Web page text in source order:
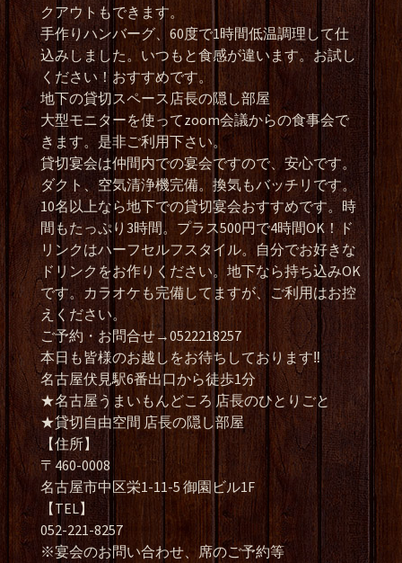
クアウトもできます。
手作りハンバーグ、60度で1時間低温調理して仕
込みしました。いつもと食感が違います。お試し
ください！おすすめです。
地下の貸切スペース店長の隠し部屋
大型モニターを使ってzoom会議からの食事会で
きます。是非ご利用下さい。
貸切宴会は仲間内での宴会ですので、安心です。
ダクト、空気清浄機完備。換気もバッチリです。
10名以上なら地下での貸切宴会おすすめです。時
間もたっぷり3時間。プラス500円で4時間OK！ド
リンクはハーフセルフスタイル。自分でお好きな
ドリンクをお作りください。地下なら持ち込みOK
です。カラオケも完備してますが、ご利用はお控
えください。
ご予約・お問合せ→0522218257
本日も皆様のお越しをお待ちしております‼️
名古屋伏見駅6番出口から徒歩1分
★名古屋うまいもんどころ 店長のひとりごと
★貸切自由空間 店長の隠し部屋
【住所】
〒460-0008
名古屋市中区栄1-11-5 御園ビル1F
【TEL】
052-221-8257
※宴会のお問い合わせ、席のご予約等